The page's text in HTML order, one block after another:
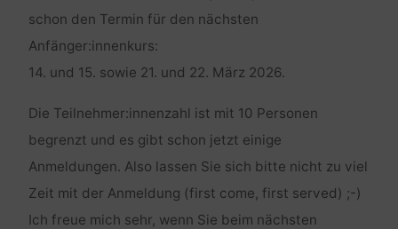
schon den Termin für den nächsten
Anfänger:innenkurs:
14. und 15. sowie 21. und 22. März 2026.
Die Teilnehmer:innenzahl ist mit 10 Personen
begrenzt und es gibt schon jetzt einige
Anmeldungen. Also lassen Sie sich bitte nicht zu viel
Zeit mit der Anmeldung (first come, first served) ;-)
Ich freue mich sehr, wenn Sie beim nächsten